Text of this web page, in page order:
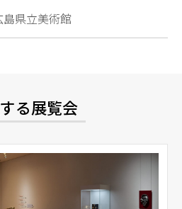
県立美術館
る展覧会